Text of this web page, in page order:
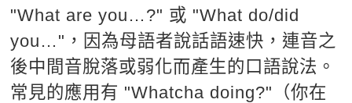
"What are you…?" 或 "What do/did
you…"，因為母語者說話語速快，連音之
後中間音脫落或弱化而產生的口語說法。
常見的應用有 "Whatcha doing?"（你在